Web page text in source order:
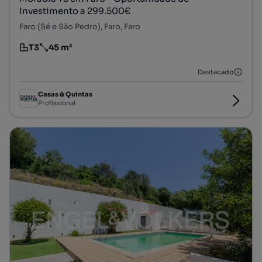
Investimento a 299.500€
Faro (Sé e São Pedro), Faro, Faro
Tipologia
T3
Preço por metro quadrado
45 m²
Destacado
Casas & Quintas
Profissional